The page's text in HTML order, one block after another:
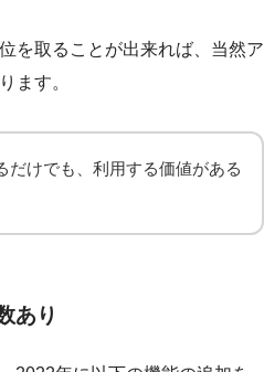
を取ることが出来れば、当然ア
ます。
だけでも、利用する価値がある
あり